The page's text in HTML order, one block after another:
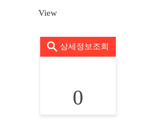
View
상세정보조회
0